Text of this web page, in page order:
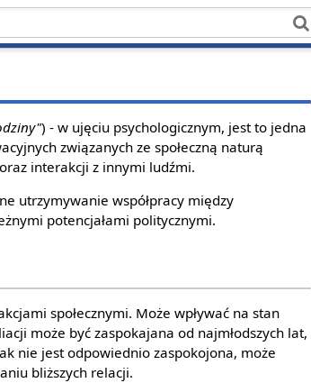
) - w ujęciu psychologicznym, jest to jedna
związanych ze społeczną naturą
interakcji z innymi ludźmi.
utrzymywanie współpracy między
potencjałami politycznymi.
społecznymi. Może wpływać na stan
może być zaspokajana od najmłodszych lat,
nie jest odpowiednio zaspokojona, może
bliższych relacji.